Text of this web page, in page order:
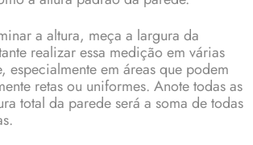
a altura, meça a largura da
realizar essa medição em várias
especialmente em áreas que podem
retas ou uniformes. Anote todas as
total da parede será a soma de todas